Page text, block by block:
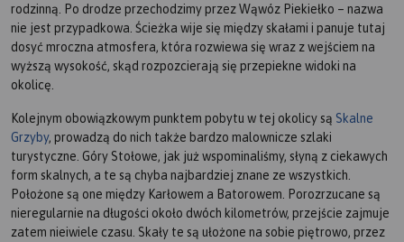
rodzinną. Po drodze przechodzimy przez Wąwóz Piekiełko – nazwa
nie jest przypadkowa. Ścieżka wije się między skałami i panuje tutaj
dosyć mroczna atmosfera, która rozwiewa się wraz z wejściem na
wyższą wysokość, skąd rozpozcierają się przepiekne widoki na
okolicę.
Kolejnym obowiązkowym punktem pobytu w tej okolicy są Skalne
Grzyby, prowadzą do nich także bardzo malownicze szlaki
turystyczne. Góry Stołowe, jak już wspominaliśmy, słyną z ciekawych
form skalnych, a te są chyba najbardziej znane ze wszystkich.
Położone są one między Karłowem a Batorowem. Porozrzucane są
nieregularnie na długości około dwóch kilometrów, przejście zajmuje
zatem nieiwiele czasu. Skały te są ułożone na sobie piętrowo, przez